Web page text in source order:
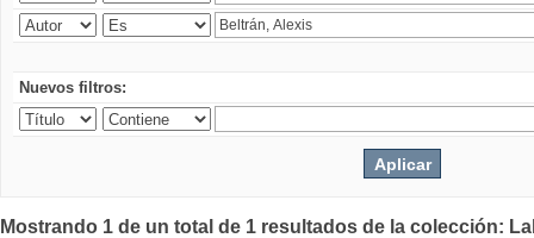
Nuevos filtros:
Mostrando 1 de un total de 1 resultados de la colección: